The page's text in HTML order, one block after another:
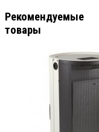
Рекомендуемые
товары